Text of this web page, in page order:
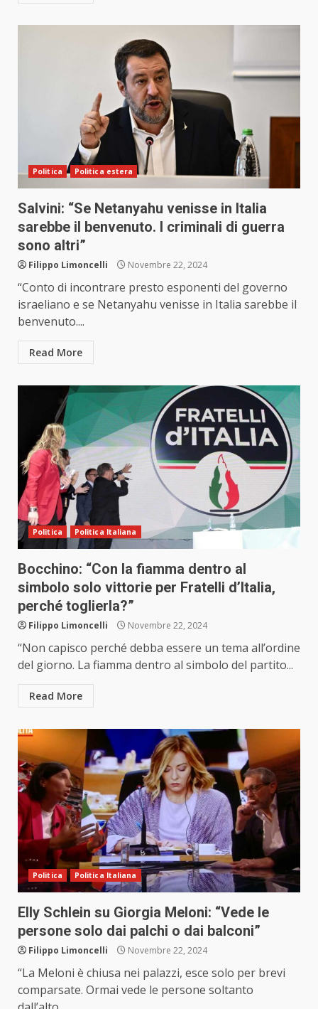
Politica Politica estera
Salvini: “Se Netanyahu venisse in Italia
sarebbe il benvenuto. I criminali di guerra
sono altri”
Filippo Limoncelli Novembre 22, 2024
“Conto di incontrare presto esponenti del governo
israeliano e se Netanyahu venisse in Italia sarebbe il
benvenuto....
Read More
Politica Politica Italiana
Bocchino: “Con la fiamma dentro al
simbolo solo vittorie per Fratelli d’Italia,
perché toglierla?”
Filippo Limoncelli Novembre 22, 2024
“Non capisco perché debba essere un tema all’ordine
del giorno. La fiamma dentro al simbolo del partito...
Read More
Politica Politica Italiana
Elly Schlein su Giorgia Meloni: “Vede le
persone solo dai palchi o dai balconi”
Filippo Limoncelli Novembre 22, 2024
“La Meloni è chiusa nei palazzi, esce solo per brevi
comparsate. Ormai vede le persone soltanto